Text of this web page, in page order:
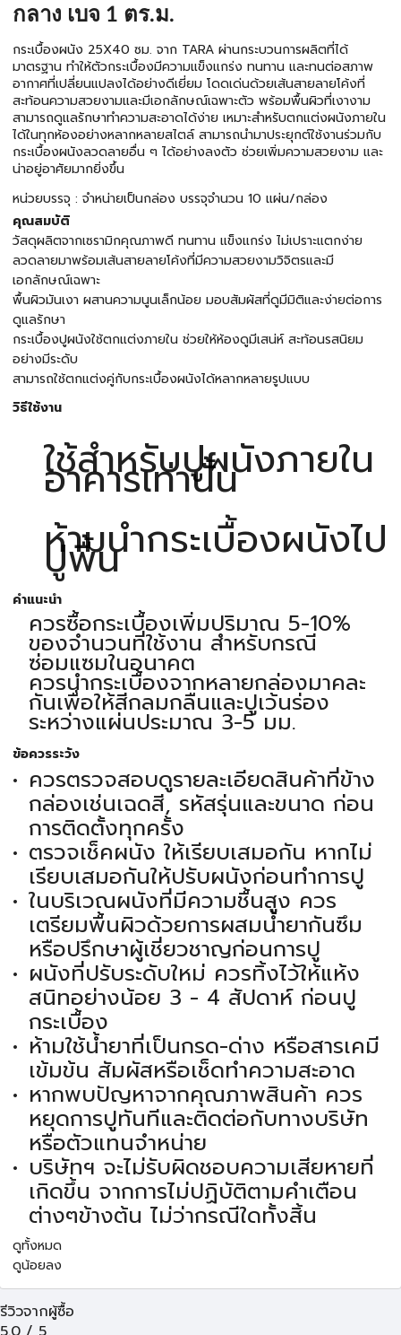
กลาง เบจ 1 ตร.ม.
กระเบื้องผนัง 25X40 ซม. จาก TARA ผ่านกระบวนการผลิตที่ได้
มาตรฐาน ทำให้ตัวกระเบื้องมีความแข็งแกร่ง ทนทาน และทนต่อสภาพ
อากาศที่เปลี่ยนแปลงได้อย่างดีเยี่ยม โดดเด่นด้วยเส้นสายลายโค้งที่
สะท้อนความสวยงามและมีเอกลักษณ์เฉพาะตัว พร้อมพื้นผิวที่เงางาม
สามารถดูแลรักษาทำความสะอาดได้ง่าย เหมาะสำหรับตกแต่งผนังภายใน
ได้ในทุกห้องอย่างหลากหลายสไตล์ สามารถนำมาประยุกต์ใช้งานร่วมกับ
กระเบื้องผนังลวดลายอื่น ๆ ได้อย่างลงตัว ช่วยเพิ่มความสวยงาม และ
น่าอยู่อาศัยมากยิ่งขึ้น
หน่วยบรรจุ : จำหน่ายเป็นกล่อง บรรจุจำนวน 10 แผ่น/กล่อง
คุณสมบัติ
วัสดุผลิตจากเซรามิกคุณภาพดี ทนทาน แข็งแกร่ง ไม่เปราะแตกง่าย
ลวดลายมาพร้อมเส้นสายลายโค้งที่มีความสวยงามวิจิตรและมี
เอกลักษณ์เฉพาะ
พื้นผิวมันเงา ผสานความนูนเล็กน้อย มอบสัมผัสที่ดูมีมิติและง่ายต่อการ
ดูแลรักษา
กระเบื้องปูผนังใช้ตกแต่งภายใน ช่วยให้ห้องดูมีเสน่ห์ สะท้อนรสนิยม
อย่างมีระดับ
สามารถใช้ตกแต่งคู่กับกระเบื้องผนังได้หลากหลายรูปแบบ
วิธีใช้งาน
ใช้สำหรับปูผนังภายใน
อาคารเท่านั้น
ห้ามนำกระเบื้องผนังไป
ปูพื้น
คำแนะนำ
ควรซื้อกระเบื้องเพิ่มปริมาณ 5-10%
ของจำนวนที่ใช้งาน สำหรับกรณี
ซ่อมแซมในอนาคต
ควรนำกระเบื้องจากหลายกล่องมาคละ
กันเพื่อให้สีกลมกลืนและปูเว้นร่อง
ระหว่างแผ่นประมาณ 3-5 มม.
ข้อควรระวัง
ควรตรวจสอบดูรายละเอียดสินค้าที่ข้าง
กล่องเช่นเฉดสี, รหัสรุ่นและขนาด ก่อน
การติดตั้งทุกครั้ง
ตรวจเช็คผนัง ให้เรียบเสมอกัน หากไม่
เรียบเสมอกันให้ปรับผนังก่อนทำการปู
ในบริเวณผนังที่มีความชื้นสูง ควร
เตรียมพื้นผิวด้วยการผสมน้ำยากันซึม
หรือปรึกษาผู้เชี่ยวชาญก่อนการปู
ผนังที่ปรับระดับใหม่ ควรทิ้งไว้ให้แห้ง
สนิทอย่างน้อย 3 - 4 สัปดาห์ ก่อนปู
กระเบื้อง
ห้ามใช้น้ำยาที่เป็นกรด-ด่าง หรือสารเคมี
เข้มข้น สัมผัสหรือเช็ดทำความสะอาด
หากพบปัญหาจากคุณภาพสินค้า ควร
หยุดการปูทันทีและติดต่อกับทางบริษัท
หรือตัวแทนจำหน่าย
บริษัทฯ จะไม่รับผิดชอบความเสียหายที่
เกิดขึ้น จากการไม่ปฏิบัติตามคำเตือน
ต่างๆข้างต้น ไม่ว่ากรณีใดทั้งสิ้น
ดูทั้งหมด
ดูน้อยลง
รีวิวจากผู้ซื้อ